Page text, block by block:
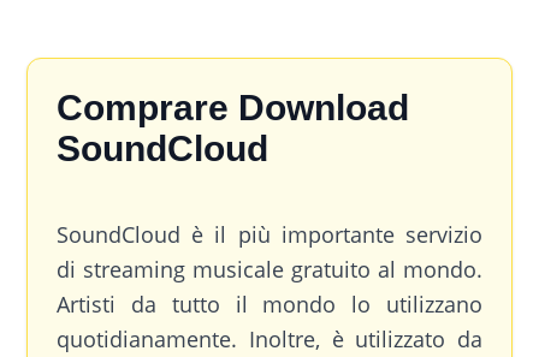
Comprare Download
SoundCloud
SoundCloud è il più importante servizio
di streaming musicale gratuito al mondo.
Artisti da tutto il mondo lo utilizzano
quotidianamente. Inoltre, è utilizzato da